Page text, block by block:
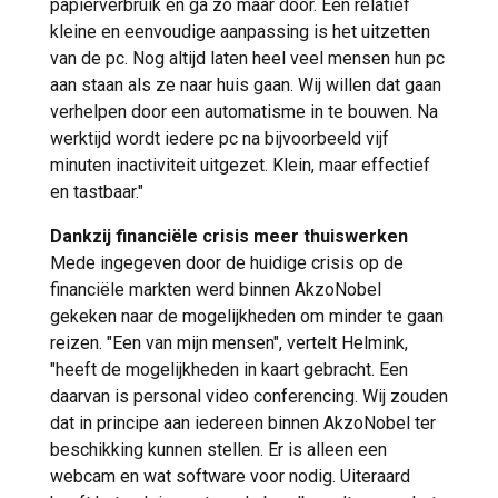
papierverbruik en ga zo maar door. Een relatief
kleine en eenvoudige aanpassing is het uitzetten
van de pc. Nog altijd laten heel veel mensen hun pc
aan staan als ze naar huis gaan. Wij willen dat gaan
verhelpen door een automatisme in te bouwen. Na
werktijd wordt iedere pc na bijvoorbeeld vijf
minuten inactiviteit uitgezet. Klein, maar effectief
en tastbaar."
Dankzij financiële crisis meer thuiswerken
Mede ingegeven door de huidige crisis op de
financiële markten werd binnen AkzoNobel
gekeken naar de mogelijkheden om minder te gaan
reizen. "Een van mijn mensen", vertelt Helmink,
"heeft de mogelijkheden in kaart gebracht. Een
daarvan is personal video conferencing. Wij zouden
dat in principe aan iedereen binnen AkzoNobel ter
beschikking kunnen stellen. Er is alleen een
webcam en wat software voor nodig. Uiteraard